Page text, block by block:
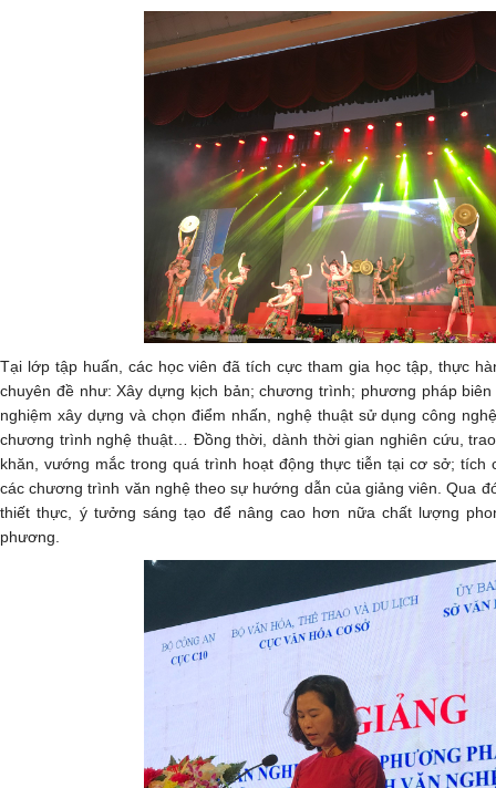
Tại lớp tập huấn, các học viên đã tích cực tham gia học tập, thực
chuyên đề như: Xây dựng kịch bản; chương trình; phương pháp
nghiệm xây dựng và chọn điểm nhấn, nghệ thuật sử dụng công
chương trình nghệ thuật… Đồng thời, dành thời gian nghiên cứu,
khăn, vướng mắc trong quá trình hoạt động thực tiễn tại cơ sở; tích
các chương trình văn nghệ theo sự hướng dẫn của giảng viên. Qua
thiết thực, ý tưởng sáng tạo để nâng cao hơn nữa chất lượng
phương.